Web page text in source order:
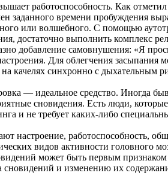
работоспособность. Как
заданного времени пробуждения
или волшебного. С помощью
достаточно выполнить комплекс
добавление самовнушения: «Я
Для облегчения
качелях синхронно с дыхательным
— идеальное средство. Иногда
сновидения. Есть люди,
и не требует каких-либо
настроение, работоспособность,
видов активности головного
может быть первым
и изменению их